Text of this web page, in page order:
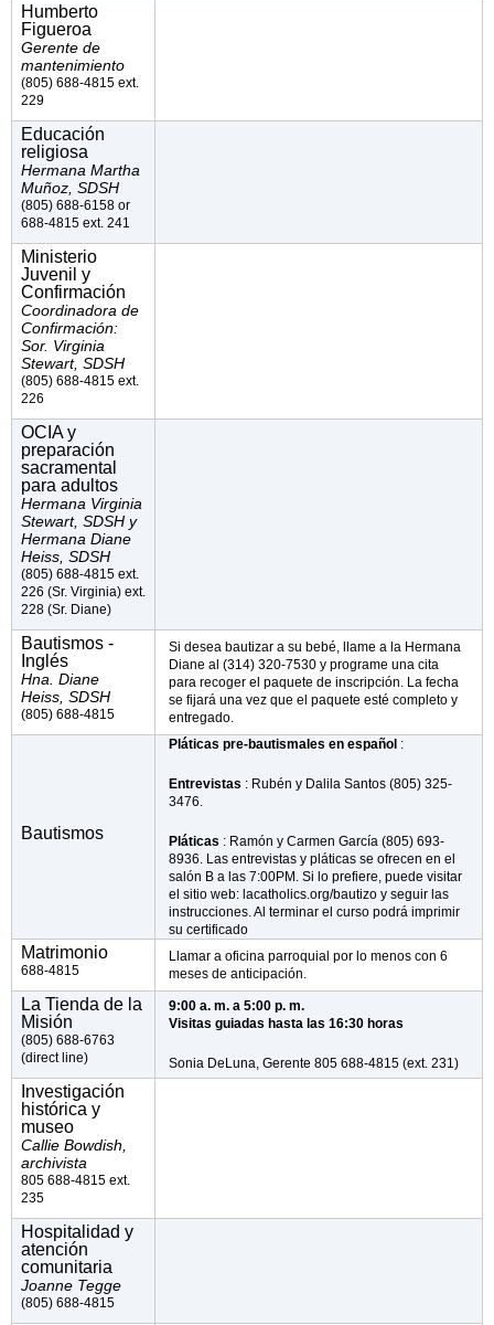
Humberto
Figueroa
Gerente de
mantenimiento
(805) 688-4815 ext.
229
Educación
religiosa
Hermana Martha
Muñoz, SDSH
(805) 688-6158 or
688-4815 ext. 241
Ministerio
Juvenil y
Confirmación
Coordinadora de
Confirmación:
Sor. Virginia
Stewart, SDSH
(805) 688-4815 ext.
226
OCIA y
preparación
sacramental
para adultos
Hermana Virginia
Stewart, SDSH y
Hermana Diane
Heiss, SDSH
(805) 688-4815 ext.
226 (Sr. Virginia) ext.
228 (Sr. Diane)
Bautismos -
Inglés
Hna. Diane
Heiss, SDSH
(805) 688-4815
Si desea bautizar a su bebé, llame a la Hermana
Diane al (314) 320-7530 y programe una cita
para recoger el paquete de inscripción. La fecha
se fijará una vez que el paquete esté completo y
entregado.
Bautismos
Pláticas pre-bautismales en español :
Entrevistas : Rubén y Dalila Santos (805) 325-
3476.
Pláticas : Ramón y Carmen García (805) 693-
8936. Las entrevistas y pláticas se ofrecen en el
salón B a las 7:00PM. Si lo prefiere, puede visitar
el sitio web: lacatholics.org/bautizo y seguir las
instrucciones. Al terminar el curso podrá imprimir
su certificado
Matrimonio
688-4815
Llamar a oficina parroquial por lo menos con 6
meses de anticipación.
La Tienda de la
Misión
(805) 688-6763
(direct line)
9:00 a. m. a 5:00 p. m.
Visitas guiadas hasta las 16:30 horas
Sonia DeLuna, Gerente 805 688-4815 (ext. 231)
Investigación
histórica y
museo
Callie Bowdish,
archivista
805 688-4815 ext.
235
Hospitalidad y
atención
comunitaria
Joanne Tegge
(805) 688-4815